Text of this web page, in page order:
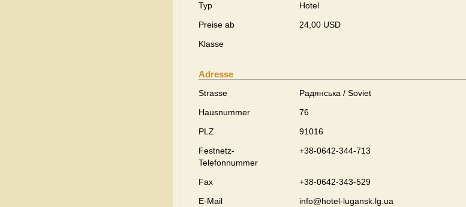
Typ
Hotel
Preise ab
24,00 USD
Klasse
Adresse
Strasse
Радянська / Soviet
Hausnummer
76
PLZ
91016
Festnetz-
Telefonnummer
+38-0642-344-713
Fax
+38-0642-343-529
E-Mail
info@hotel-lugansk.lg.ua